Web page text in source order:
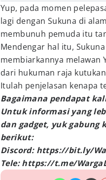
Yup, pada momen
lagi dengan Sukuna di
membunuh pemuda itu
Mendengar hal itu,
membiarkannya melawan
dari hukuman raja
Itulah penjelasan kenapa
Bagaimana pendapat
Untuk informasi yang
dan gadget, yuk
berikut:
Discord: https://bit.ly/
Tele: https://t.me/